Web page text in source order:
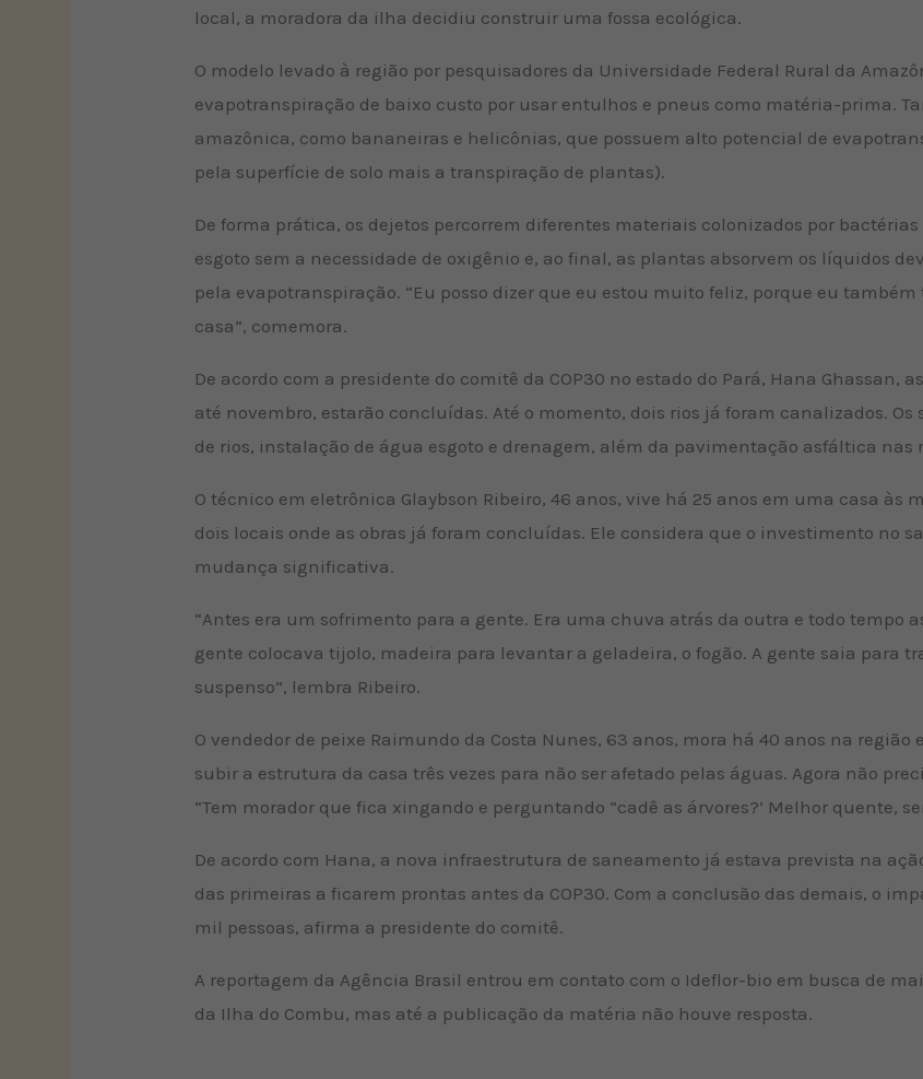
local, a moradora da ilha decidiu construir uma fossa ecológica.
O modelo levado à região por pesquisadores da Universidade Federal Rural da
evapotranspiração de baixo custo por usar entulhos e pneus como matéria-prima.
amazônica, como bananeiras e helicônias, que possuem alto potencial de
pela superfície de solo mais a transpiração de plantas).
De forma prática, os dejetos percorrem diferentes materiais colonizados por
esgoto sem a necessidade de oxigênio e, ao final, as plantas absorvem os líquidos
pela evapotranspiração. “Eu posso dizer que eu estou muito feliz, porque eu
casa”, comemora.
De acordo com a presidente do comitê da COP30 no estado do Pará, Hana Ghassan,
até novembro, estarão concluídas. Até o momento, dois rios já foram canalizados.
de rios, instalação de água esgoto e drenagem, além da pavimentação asfáltica nas
O técnico em eletrônica Glaybson Ribeiro, 46 anos, vive há 25 anos em uma casa às
dois locais onde as obras já foram concluídas. Ele considera que o investimento no
mudança significativa.
“Antes era um sofrimento para a gente. Era uma chuva atrás da outra e todo tempo
gente colocava tijolo, madeira para levantar a geladeira, o fogão. A gente saia para
suspenso”, lembra Ribeiro.
O vendedor de peixe Raimundo da Costa Nunes, 63 anos, mora há 40 anos na região
subir a estrutura da casa três vezes para não ser afetado pelas águas. Agora não
“Tem morador que fica xingando e perguntando “cadê as árvores?’ Melhor quente,
De acordo com Hana, a nova infraestrutura de saneamento já estava prevista na
das primeiras a ficarem prontas antes da COP30. Com a conclusão das demais, o
mil pessoas, afirma a presidente do comitê.
A reportagem da Agência Brasil entrou em contato com o Ideflor-bio em busca de
da Ilha do Combu, mas até a publicação da matéria não houve resposta.